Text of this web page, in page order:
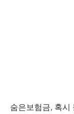
숨은보험금, 혹시